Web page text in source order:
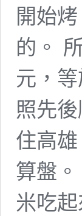
開始
的。
元，
照先
住高
算盤
米吃